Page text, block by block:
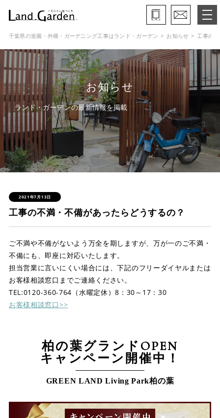
ランド・ガーデンとは
モデルガーデン
施工事例
保証と約束・ご理解いただきたい事
施工の流れ
よくある質問
会社概要
スタッフ紹介
プライバシーポリシー
サイトマップ
千葉県の造園・外構・ガーデニング工事はランド・ガーデン お知らせ 工事の
お知らせ
ランド・ガーデンの最新情報を掲載
2021年7月13日
工事の不満・不備があったらどうするの？
ご不満や不備がないよう万全を期しますが、万が一のご不満・
不備にも、即座に対応いたします。
担当営業に言いにくい場合には、下記のフリーダイヤルまたは
お客様相談窓口までご連絡ください。
TEL:0120-360-764（水曜定休）8：30～17：30
お客様相談窓口>>
柏の葉グランドOPEN
キャンペーン開催中！
GREEN LAND Living Park柏の葉